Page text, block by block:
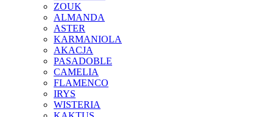
ZOUK
ALMANDA
ASTER
KARMANIOLA
AKACJA
PASADOBLE
CAMELIA
FLAMENCO
IRYS
WISTERIA